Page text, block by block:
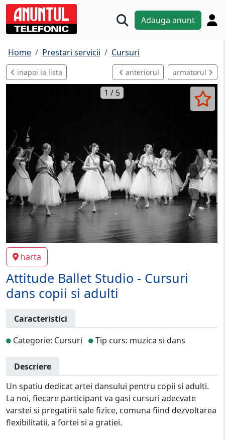
Adauga anunt
Home Prestari servicii Cursuri
inapoi la lista anteriorul urmatorul
1 / 5
harta
Attitude Ballet Studio - Cursuri
dans copii si adulti
Caracteristici
Categorie: Cursuri
Tip curs: muzica si dans
Descriere
Un spatiu dedicat artei dansului pentru copii si adulti.
La noi, fiecare participant va gasi cursuri adecvate
varstei si pregatirii sale fizice, comuna fiind dezvoltarea
flexibilitatii, a fortei si a gratiei.